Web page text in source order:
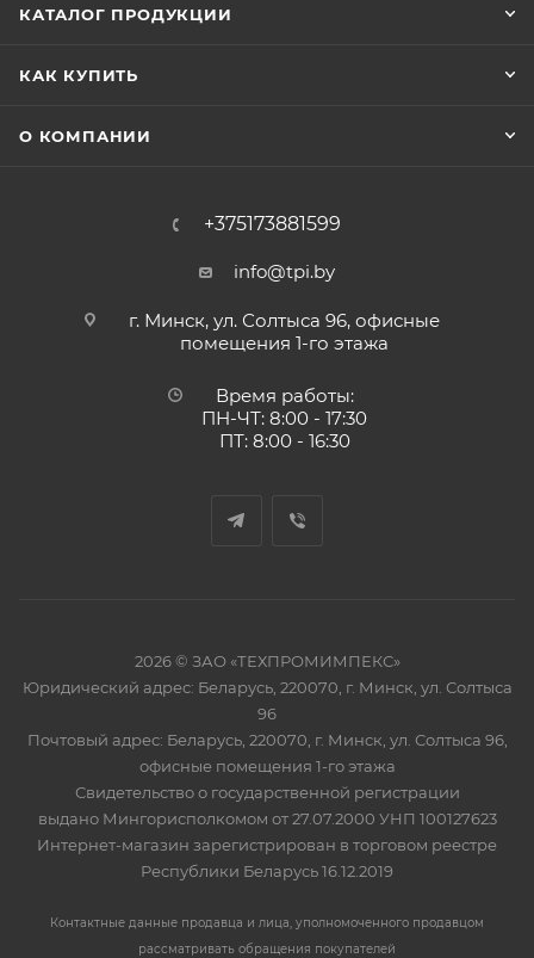
КАТАЛОГ ПРОДУКЦИИ
КАК КУПИТЬ
О КОМПАНИИ
+375173881599
info@tpi.by
г. Минск, ул. Солтыса 96, офисные
помещения 1-го этажа
Время работы:
ПН-ЧТ: 8:00 - 17:30
ПТ: 8:00 - 16:30
2026 © ЗАО «ТЕХПРОМИМПЕКС»
Юридический адрес: Беларусь, 220070, г. Минск, ул. Солтыса
96
Почтовый адрес: Беларусь, 220070, г. Минск, ул. Солтыса 96,
офисные помещения 1-го этажа
Свидетельство о государственной регистрации
выдано Мингорисполкомом от 27.07.2000 УНП 100127623
Интернет-магазин зарегистрирован в торговом реестре
Республики Беларусь 16.12.2019
Контактные данные продавца и лица, уполномоченного продавцом
рассматривать обращения покупателей